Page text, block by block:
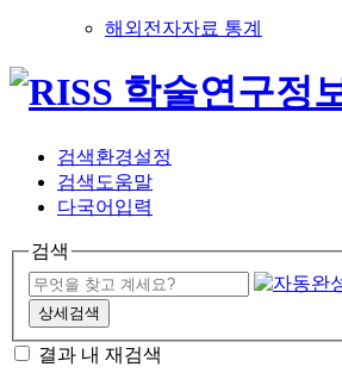
해외전자자료 통계
검색환경설정
검색도움말
다국어입력
검색
상세검색
결과 내 재검색